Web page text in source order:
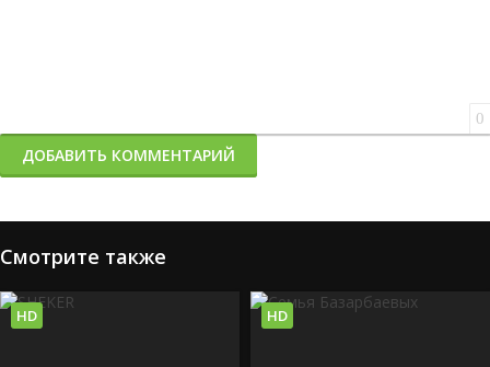
0
ДОБАВИТЬ КОММЕНТАРИЙ
Смотрите также
HD HD